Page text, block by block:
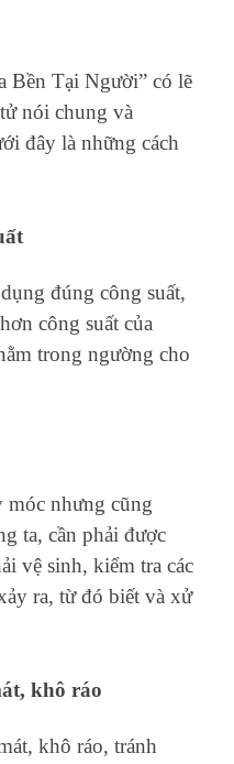
Bền Tại Người” có lẽ
nói chung và
đây là những cách
đúng công suất,
công suất của
trong ngường cho
móc nhưng cũng
ta, cần phải được
vệ sinh, kiểm tra các
ra, từ đó biết và xử
khô ráo
khô ráo, tránh